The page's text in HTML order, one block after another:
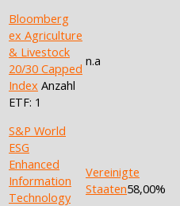
Bloomberg
ex Agriculture
& Livestock
20/30 Capped
Index Anzahl
ETF: 1
n.a
S&P World
ESG
Enhanced
Information
Technology
Vereinigte
Staaten58,00%